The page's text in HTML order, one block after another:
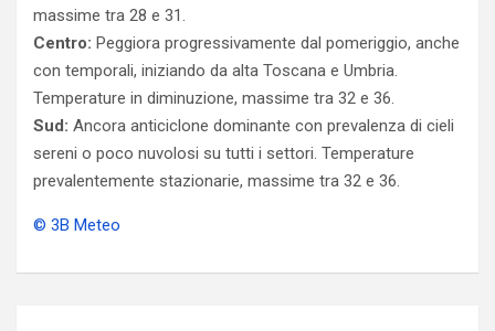
massime tra 28 e 31.
Centro: Peggiora progressivamente dal pomeriggio, anche
con temporali, iniziando da alta Toscana e Umbria.
Temperature in diminuzione, massime tra 32 e 36.
Sud: Ancora anticiclone dominante con prevalenza di cieli
sereni o poco nuvolosi su tutti i settori. Temperature
prevalentemente stazionarie, massime tra 32 e 36.
© 3B Meteo